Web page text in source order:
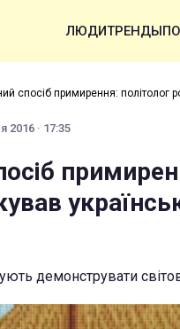
ЛЮДИТРЕНДЫ
спосіб примирення: політолог
2016 · 17:35
демонструвати